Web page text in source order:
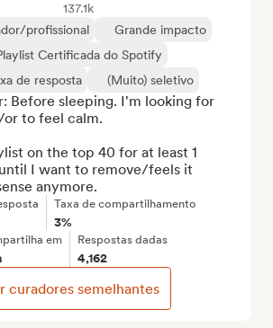
137.1k
profissional
Grande impacto
Certificada do Spotify
de resposta
(Muito) seletivo
Before sleeping. I'm looking for
to feel calm.
on the top 40 for at least 1
I want to remove/feels it
anymore.
Taxa de compartilhamento
3%
em Respostas dadas
4,162
curadores semelhantes